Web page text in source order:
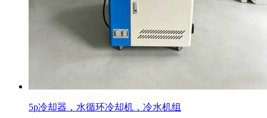
5p冷却器，水循环冷却机，冷水机组